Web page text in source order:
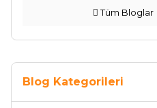
Tüm Bloglar
Blog Kategorileri